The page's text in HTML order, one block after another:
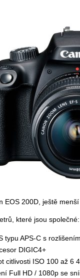
EOS 200D, ještě
které jsou společné:
typu APS-C s
DIGIC4+
citlivosti ISO 100 až 6
Full HD / 1080p se